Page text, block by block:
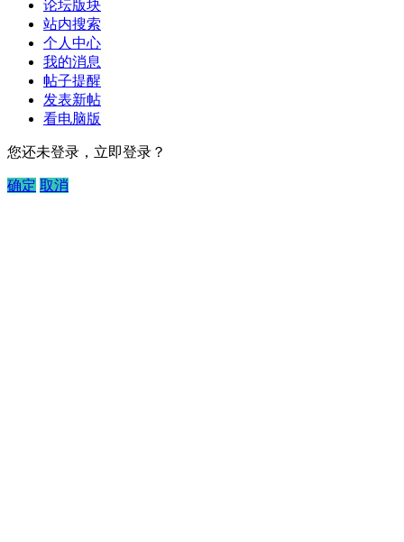
论坛版块
站内搜索
个人中心
我的消息
帖子提醒
发表新帖
看电脑版
您还未登录，立即登录？
确定 取消